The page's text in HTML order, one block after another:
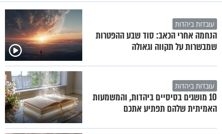
עובדות ביהדות
הנחמה אחרי הכאב: סוד שבע ההפטרות
שמבשרות על תקווה וגאולה
עובדות ביהדות
10 מושגים בסיסיים ביהדות, והמשמעות
האמיתית שלהם תפתיע אתכם